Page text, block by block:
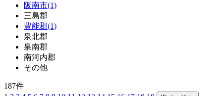
阪南市(1)
三島郡
豊能郡(1)
泉北郡
泉南郡
南河内郡
その他
187件